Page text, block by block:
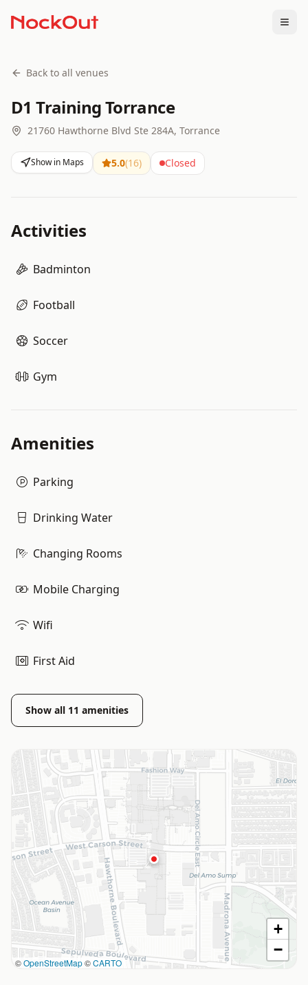
Back to all venues
D1 Training Torrance
21760 Hawthorne Blvd Ste 284A, Torrance
Show in Maps 5.0(16) Closed
Activities
Badminton
Football
Soccer
Gym
Amenities
Parking
Drinking Water
Changing Rooms
Mobile Charging
Wifi
First Aid
Show all 11 amenities
©OpenStreetMap©CARTO
+
−